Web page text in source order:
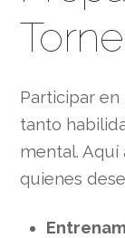
Participar
tanto
mental. Aquí
quienes